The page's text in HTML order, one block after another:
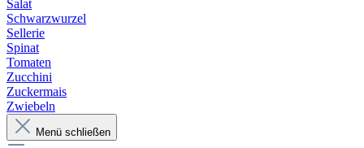
Salat
Schwarzwurzel
Sellerie
Spinat
Tomaten
Zucchini
Zuckermais
Zwiebeln
Menü schließen